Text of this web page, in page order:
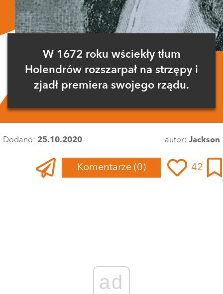
W 1672 roku wściekły tłum
Holendrów rozszarpał na strzępy i
zjadł premiera swojego rządu.
Dodano: 25.10.2020 autor: Jackson
Komentarze (0) 42
ad